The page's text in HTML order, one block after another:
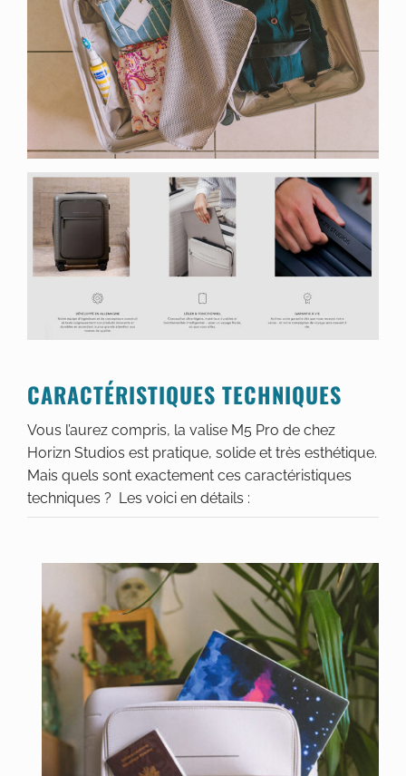
CARACTÉRISTIQUES TECHNIQUES
Vous l’aurez compris, la valise M5 Pro de chez
Horizn Studios est pratique, solide et très esthétique.
Mais quels sont exactement ces caractéristiques
techniques ? Les voici en détails :